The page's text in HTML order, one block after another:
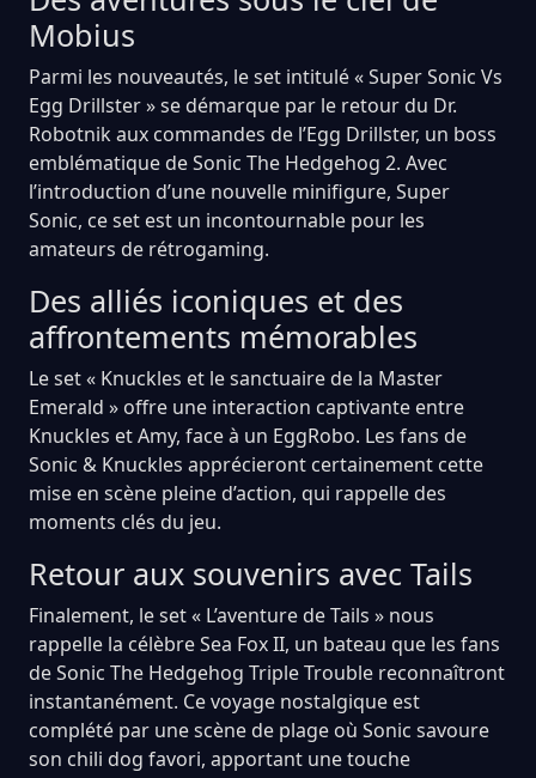
Mobius
Parmi les nouveautés, le set intitulé « Super Sonic Vs
Egg Drillster » se démarque par le retour du Dr.
Robotnik aux commandes de l’Egg Drillster, un boss
emblématique de Sonic The Hedgehog 2. Avec
l’introduction d’une nouvelle minifigure, Super
Sonic, ce set est un incontournable pour les
amateurs de rétrogaming.
Des alliés iconiques et des
affrontements mémorables
Le set « Knuckles et le sanctuaire de la Master
Emerald » offre une interaction captivante entre
Knuckles et Amy, face à un EggRobo. Les fans de
Sonic & Knuckles apprécieront certainement cette
mise en scène pleine d’action, qui rappelle des
moments clés du jeu.
Retour aux souvenirs avec Tails
Finalement, le set « L’aventure de Tails » nous
rappelle la célèbre Sea Fox II, un bateau que les fans
de Sonic The Hedgehog Triple Trouble reconnaîtront
instantanément. Ce voyage nostalgique est
complété par une scène de plage où Sonic savoure
son chili dog favori, apportant une touche